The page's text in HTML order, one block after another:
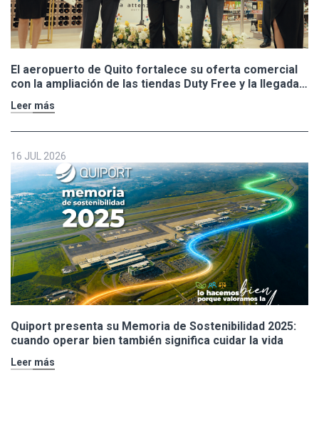
El aeropuerto de Quito fortalece su oferta comercial
con la ampliación de las tiendas Duty Free y la llegada
de Polo Ralph Lauren y Adidas
Leer más
16 JUL 2026
Quiport presenta su Memoria de Sostenibilidad 2025:
cuando operar bien también significa cuidar la vida
Leer más